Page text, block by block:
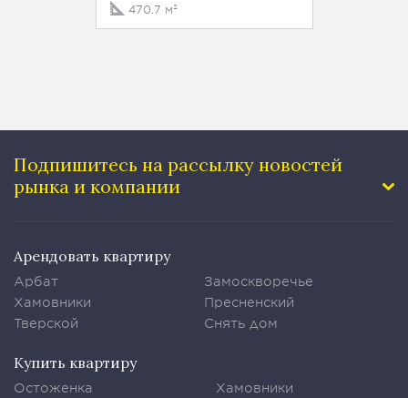
470.7 м²
Подпишитесь на рассылку новостей
рынка и компании
Арендовать квартиру
Арбат
Хамовники
Тверской
Замоскворечье
Пресненский
Снять дом
Купить квартиру
Остоженка
Хамовники